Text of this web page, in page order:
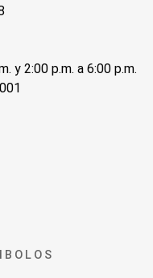
y 2:00 p.m. a 6:00 p.m.